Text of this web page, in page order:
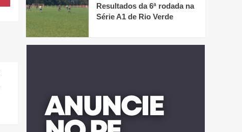
Resultados da 6ª rodada na
Série A1 de Rio Verde